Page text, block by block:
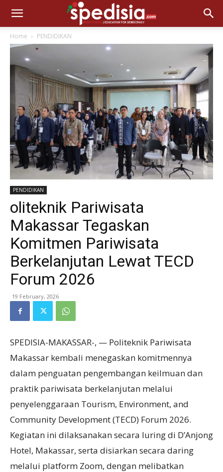
Home PENDIDIKAN
PENDIDIKAN
oliteknik Pariwisata
Makassar Tegaskan
Komitmen Pariwisata
Berkelanjutan Lewat TECD
Forum 2026
19 February, 2026
SPEDISIA-MAKASSAR-, — Politeknik Pariwisata
Makassar kembali menegaskan komitmennya
dalam penguatan pengembangan keilmuan dan
praktik pariwisata berkelanjutan melalui
penyelenggaraan Tourism, Environment, and
Community Development (TECD) Forum 2026.
Kegiatan ini dilaksanakan secara luring di D’Anjong
Hotel, Makassar, serta disiarkan secara daring
melalui platform Zoom, dengan melibatkan